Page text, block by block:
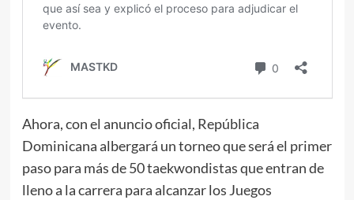
Ahora, con el anuncio oficial, República
Dominicana albergará un torneo que será el primer
paso para más de 50 taekwondistas que entran de
lleno a la carrera para alcanzar los Juegos